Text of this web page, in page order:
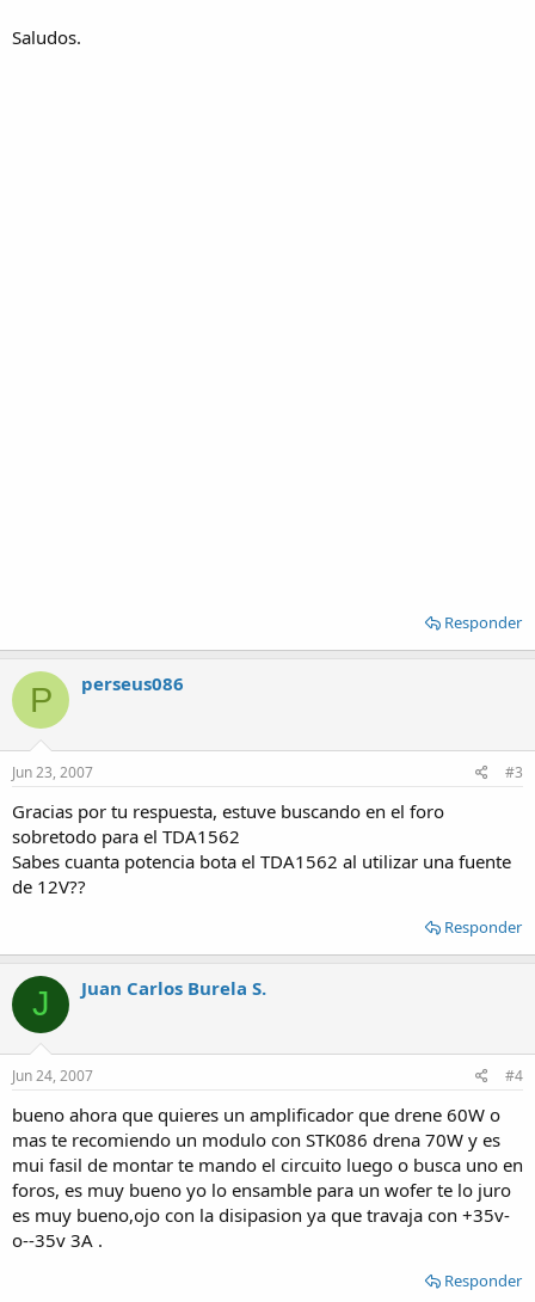
Saludos.
Responder
P perseus086
Jun 23, 2007 #3
Gracias por tu respuesta, estuve buscando en el foro
sobretodo para el TDA1562
Sabes cuanta potencia bota el TDA1562 al utilizar una fuente
de 12V??
Responder
J Juan Carlos Burela S.
Jun 24, 2007 #4
bueno ahora que quieres un amplificador que drene 60W o
mas te recomiendo un modulo con STK086 drena 70W y es
mui fasil de montar te mando el circuito luego o busca uno en
foros, es muy bueno yo lo ensamble para un wofer te lo juro
es muy bueno,ojo con la disipasion ya que travaja con +35v-
o--35v 3A .
Responder